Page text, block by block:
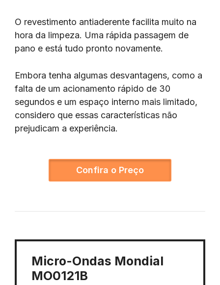
O revestimento antiaderente facilita muito na
hora da limpeza. Uma rápida passagem de
pano e está tudo pronto novamente.
Embora tenha algumas desvantagens, como a
falta de um acionamento rápido de 30
segundos e um espaço interno mais limitado,
considero que essas características não
prejudicam a experiência.
Confira o Preço
Micro-Ondas Mondial
MO0121B